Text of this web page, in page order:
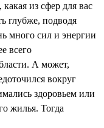
из сфер для вас
глубже, подводя
много сил и энергии
всего
А может,
вокруг
здоровьем или
жилья. Тогда